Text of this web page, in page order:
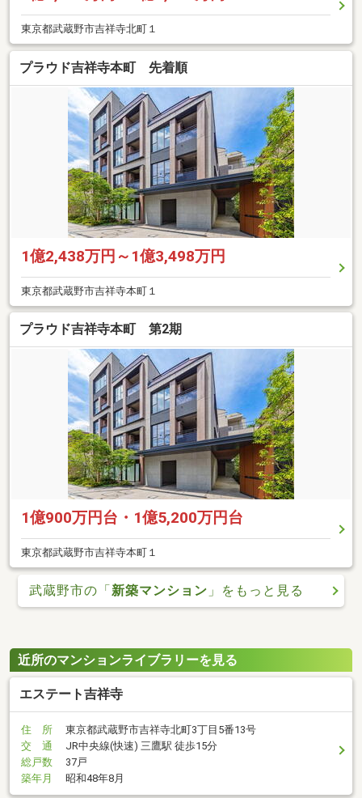
東京都武蔵野市吉祥寺北町１
プラウド吉祥寺本町 先着順
1億2,438万円～1億3,498万円
東京都武蔵野市吉祥寺本町１
プラウド吉祥寺本町 第2期
1億900万円台・1億5,200万円台
東京都武蔵野市吉祥寺本町１
武蔵野市の「新築マンション 」をもっと見る
近所のマンションライブラリーを見る
エステート吉祥寺
住 所
東京都武蔵野市吉祥寺北町3丁目5番13号
交 通
JR中央線(快速) 三鷹駅 徒歩15分
総戸数
37戸
築年月
昭和48年8月